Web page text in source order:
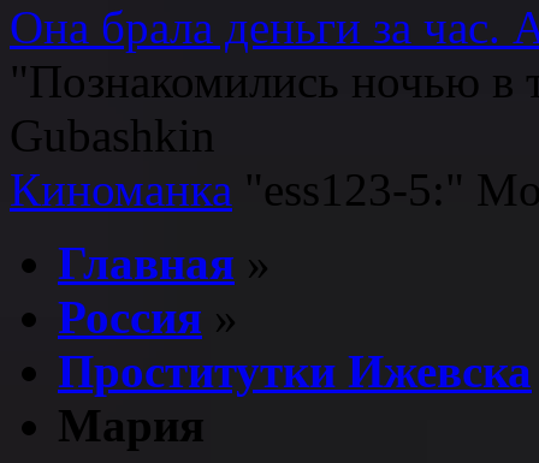
Она брала деньги за час.
"Познакомились ночью в
Gubashkin
Киноманка "ess123-5:"
Главная »
Россия »
Проститутки Ижевска
Мария